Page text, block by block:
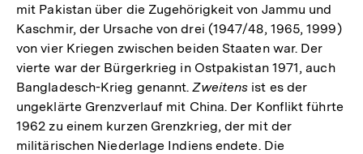
mit Pakistan über die Zugehörigkeit von Jammu und
Kaschmir, der Ursache von drei (1947/48, 1965, 1999)
von vier Kriegen zwischen beiden Staaten war. Der
vierte war der Bürgerkrieg in Ostpakistan 1971, auch
Bangladesch-Krieg genannt.Zweitens ist es der
ungeklärte Grenzverlauf mit China. Der Konflikt führte
1962 zu einem kurzen Grenzkrieg, der mit der
militärischen Niederlage Indiens endete. Die